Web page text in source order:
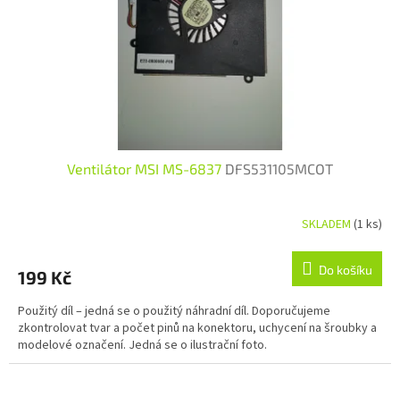
Ventilátor MSI MS-6837 DFS531105MCOT
SKLADEM(1 ks)
199 Kč Do košíku
Použitý díl – jedná se o použitý náhradní díl. Doporučujeme
zkontrolovat tvar a počet pinů na konektoru, uchycení na šroubky a
modelové označení. Jedná se o ilustrační foto.